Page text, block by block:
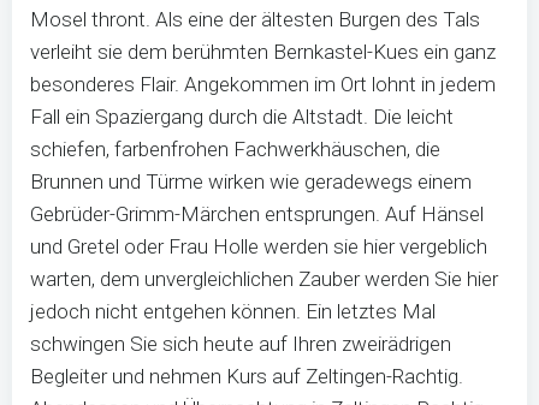
Mosel thront. Als eine der ältesten Burgen des Tals
verleiht sie dem berühmten Bernkastel-Kues ein ganz
besonderes Flair. Angekommen im Ort lohnt in jedem
Fall ein Spaziergang durch die Altstadt. Die leicht
schiefen, farbenfrohen Fachwerkhäuschen, die
Brunnen und Türme wirken wie geradewegs einem
Gebrüder-Grimm-Märchen entsprungen. Auf Hänsel
und Gretel oder Frau Holle werden sie hier vergeblich
warten, dem unvergleichlichen Zauber werden Sie hier
jedoch nicht entgehen können. Ein letztes Mal
schwingen Sie sich heute auf Ihren zweirädrigen
Begleiter und nehmen Kurs auf Zeltingen-Rachtig.